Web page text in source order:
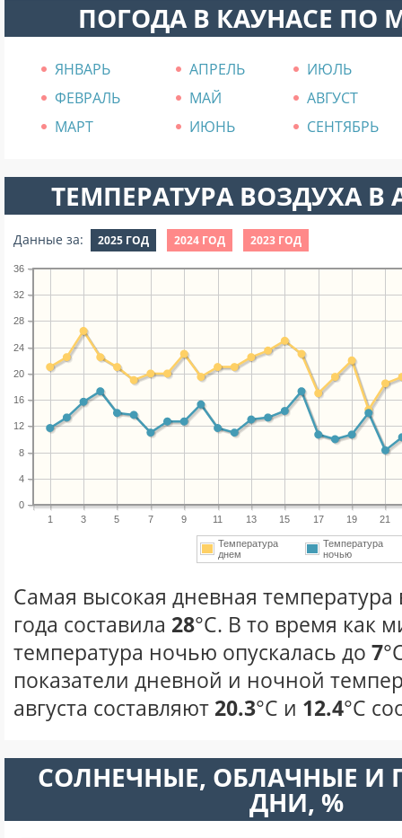
ПОГОДА В КАУНАСЕ ПО
ЯНВАРЬ АПРЕЛЬ
ИЮЛЬ
ФЕВРАЛЬ
МАЙ
АВГУСТ
МАРТ
ИЮНЬ СЕНТЯБРЬ
ТЕМПЕРАТУРА ВОЗДУХА В
Данные за: 2025 ГОД 2024 ГОД 2023 ГОД
1 3 5 7 9 11 13 15 17 19 21
0
4
8
12
16
20
24
28
32
36
Температура
днем
Температура
ночью
Самая высокая дневная температура
года составила 28°С. В то время как
температура ночью опускалась до 7
показатели дневной и ночной
августа составляют 20.3°С и 12.4°С
CОЛНЕЧНЫЕ, ОБЛАЧНЫЕ И
ДНИ, %